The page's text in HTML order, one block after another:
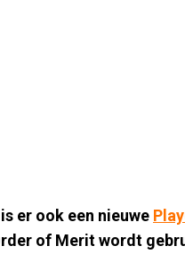
er ook een nieuwe
of Merit wordt